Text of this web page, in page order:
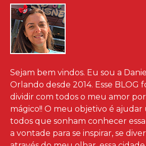
Sejam bem vindos. Eu sou a
Orlando desde 2014. Esse BLOG
dividir com todos o meu amor
mágico!! O meu objetivo é
todos que sonham conhecer
a vontade para se inspirar, se